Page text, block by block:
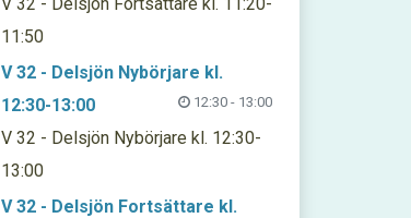
11:50
V 32 - Delsjön Nybörjare kl.
12:30-13:00
12:30 - 13:00
V 32 - Delsjön Nybörjare kl. 12:30-
13:00
V 32 - Delsjön Fortsättare kl.